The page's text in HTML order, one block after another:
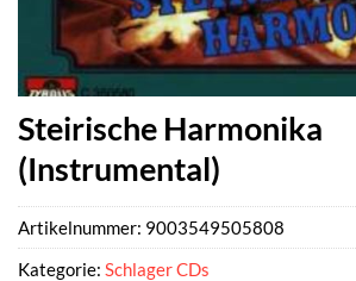
Steirische Harmonika
(Instrumental)
Artikelnummer: 9003549505808
Kategorie: Schlager CDs